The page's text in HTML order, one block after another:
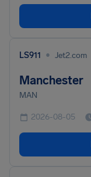
LS911 • Jet2.com
Manchester
MAN
2026-08-05